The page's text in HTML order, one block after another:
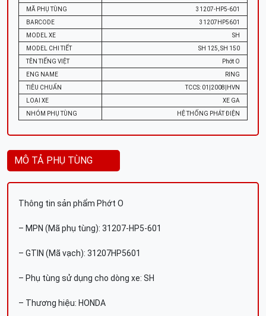
MÃ PHỤ TÙNG
31207-HP5-601
BARCODE
31207HP5601
MODEL XE
SH
MODEL CHI TIẾT
SH 125, SH 150
TÊN TIẾNG VIỆT
Phớt O
ENG NAME
RING
TIÊU CHUẨN
TCCS: 01|2008|HVN
LOẠI XE
XE GA
NHÓM PHỤ TÙNG
HỆ THỐNG PHÁT ĐIỆN
MÔ TẢ PHỤ TÙNG
Thông tin sản phẩm Phớt O
– MPN (Mã phụ tùng): 31207-HP5-601
– GTIN (Mã vạch): 31207HP5601
– Phụ tùng sử dụng cho dòng xe: SH
– Thương hiệu: HONDA